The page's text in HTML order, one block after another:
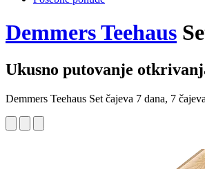
Demmers Teehaus
Ukusno putovanje
Demmers Teehaus Set čajeva 7 dana, 7 čajeva